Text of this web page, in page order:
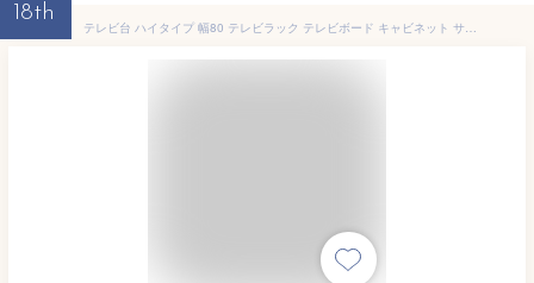
18th
テレビ台 ハイタイプ 幅80 テレビラック テレビボード キャビネット サイドボード 木製 スチール脚 シンプル コンパクト 薄型 スリム 一人暮らし リビングボード TV台 TVボード 収納 AV機器 デッキ収納 AV機器 ルーター収納 おしゃれ 北欧 モダン おしゃれ家具 ワンルーム